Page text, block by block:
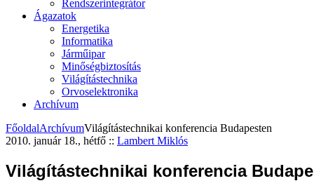
Rendszerintegrátor
Ágazatok
Energetika
Informatika
Járműipar
Minőségbiztosítás
Világítástechnika
Orvoselektronika
Archívum
FőoldalArchívumVilágítástechnikai konferencia Budapesten
2010. január 18., hétfő :: Lambert Miklós
Világítástechnikai konferencia